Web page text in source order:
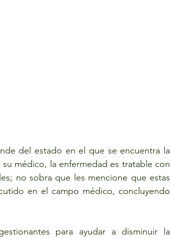
del estado en el que se encuentra la
médico, la enfermedad es tratable con
no sobra que les mencione que estas
en el campo médico, concluyendo
para ayudar a disminuir la